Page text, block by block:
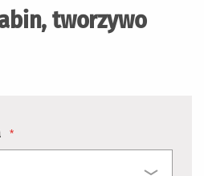
tworzywo